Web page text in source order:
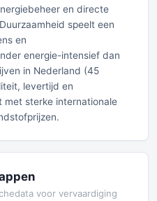
en directe
speelt een
en
energie-intensief dan
in Nederland (45
levertijd en
met sterke internationale
voor vervaardiging